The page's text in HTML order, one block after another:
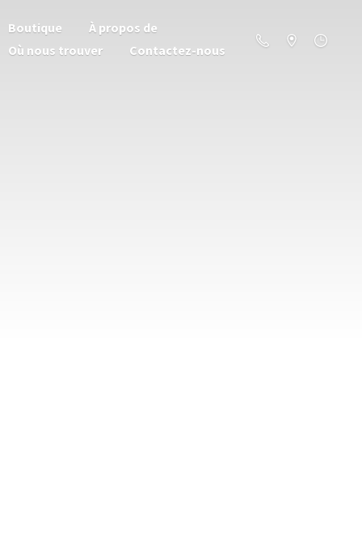
Boutique
À propos de
Où nous trouver
Contactez-nous